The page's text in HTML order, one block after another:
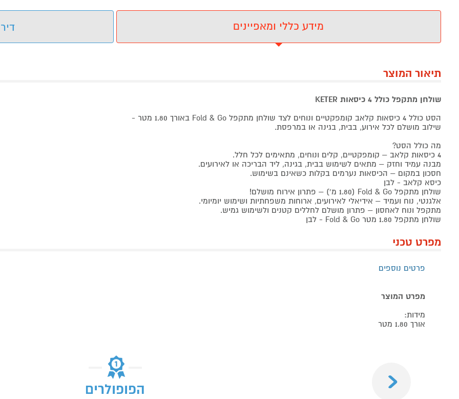
מידע כללי ומאפיינים
תיאור המוצר
שולחן מתקפל כולל 4 כיסאות KETER
הסט כולל 4 כיסאות קלאב קומפקטיים ונוחים לצד שולחן מתקפל Fold & Go באורך 1.80 מטר -
שילוב מושלם לכל אירוע, בבית, בגינה או במרפסת.
מה כולל הסט?
4 כיסאות קלאב – קומפקטיים, קלים ונוחים, מתאימים לכל חלל.
מבנה עמיד וחזק – מתאים לשימוש בבית, בגינה, ליד הבריכה או לאירועים.
חסכון במקום – הכיסאות נערמים בקלות כשאינם בשימוש.
כיסא קלאב - לבן
שולחן מתקפל Fold & Go (1.80 מ') – פתרון אירוח מושלם!
אלגנטי, נוח ועמיד – אידיאלי לאירועים, ארוחות משפחתיות ושימוש יומיומי.
מתקפל ונוח לאחסון – פתרון מושלם לחללים קטנים ולשימוש גמיש.
שולחן מתקפל 1.80 מטר Fold & Go - לבן
מפרט טכני
פרטים נוספים
מפרט המוצר
מידות:
אורך 1.80 מטר
הפופולרים